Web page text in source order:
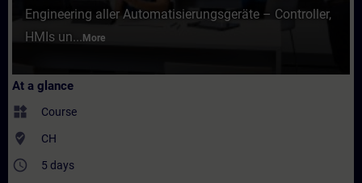
Engineering aller Automatisierungsgeräte – Controller,
HMIs un... More
At a glance
widgets Course
where_to_vote CH
access_time 5 days